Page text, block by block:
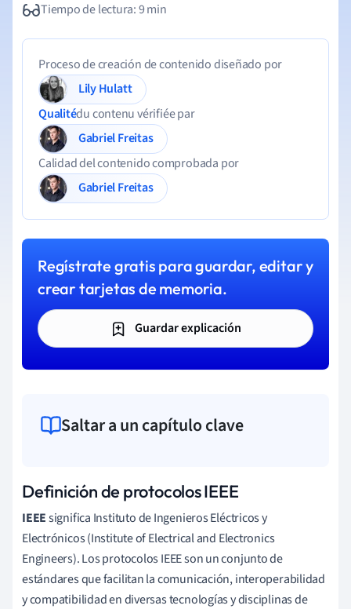
Tiempo de lectura: 9 min
Proceso de creación de contenido diseñado por
Lily Hulatt
Qualitédu contenu vérifiée par
Gabriel Freitas
Calidad del contenido comprobada por
Gabriel Freitas
Regístrate gratis para guardar, editar y
crear tarjetas de memoria.
Guardar explicación
Saltar a un capítulo clave
Definición de protocolos IEEE
IEEEsignifica Instituto de Ingenieros Eléctricos y
Electrónicos (Institute of Electrical and Electronics
Engineers). Los protocolos IEEE son un conjunto de
estándares que facilitan la comunicación, interoperabilidad
y compatibilidad en diversas tecnologías y disciplinas de